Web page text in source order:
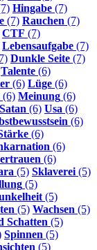
Hingabe (7)
(7) Rauchen (7)
CTF (7)
Lebensaufgabe (7)
Dunkle Seite (7)
Talente (6)
(6) Lüge (6)
(6) Meinung (6)
Satan (6) Usa (6)
(6)
(6)
(6)
(6)
(5) Sklaverei(5)
(5)
(5)
(5) Wachsen (5)
Schatten (5)
Spinnen (5)
(5)